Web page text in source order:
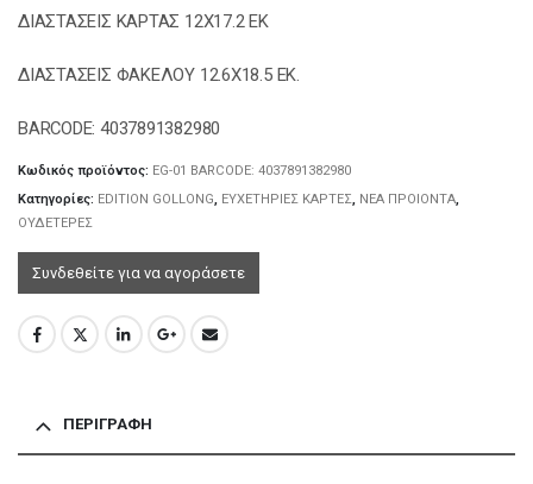
ΔΙΑΣΤΑΣΕΙΣ ΚΑΡΤΑΣ 12Χ17.2 ΕΚ
ΔΙΑΣΤΑΣΕΙΣ ΦΑΚΕΛΟΥ 12.6Χ18.5 ΕΚ.
BARCODE: 4037891382980
Κωδικός προϊόντος: EG-01 BARCODE: 4037891382980
Κατηγορίες: EDITION GOLLONG, ΕΥΧΕΤΗΡΙΕΣ ΚΑΡΤΕΣ, ΝΕΑ ΠΡΟΙΟΝΤΑ,
ΟΥΔΕΤΕΡΕΣ
Συνδεθείτε για να αγοράσετε
ΠΕΡΙΓΡΑΦΉ